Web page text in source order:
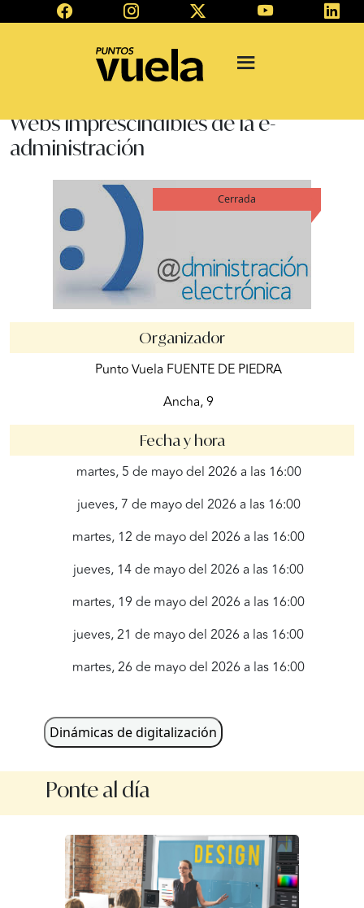
Webs imprescindibles de la e-
administración
Cerrada
Organizador
Punto Vuela FUENTE DE PIEDRA
Ancha, 9
Fecha y hora
martes, 5 de mayo del 2026 a las 16:00
jueves, 7 de mayo del 2026 a las 16:00
martes, 12 de mayo del 2026 a las 16:00
jueves, 14 de mayo del 2026 a las 16:00
martes, 19 de mayo del 2026 a las 16:00
jueves, 21 de mayo del 2026 a las 16:00
martes, 26 de mayo del 2026 a las 16:00
Dinámicas de digitalización
Ponte al día